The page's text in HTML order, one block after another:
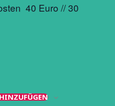
40 Euro // 30